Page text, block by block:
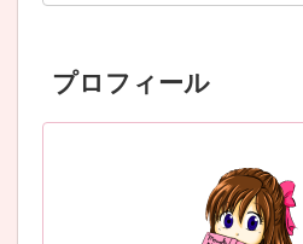
プロフィール